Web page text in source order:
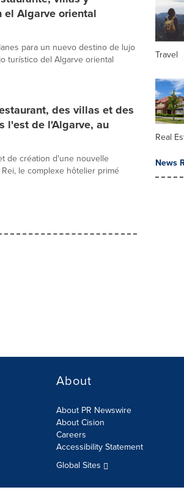
el Algarve oriental
para un nuevo destino de lujo
turístico del Algarve oriental
des villas et des
l'est de l'Algarve, au
de création d'une nouvelle
le complexe hôtelier primé
Travel
Real
News
About
About PR Newswire
About Cision
Careers
Accessibility Statement
Global Sites